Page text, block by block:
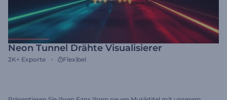
Neon Tunnel Drähte Visualisierer
2K+ Exporte Flexibel